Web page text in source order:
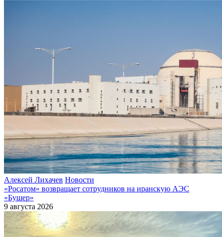
Алексей Лихачев Новости
«Росатом» возвращает сотрудников на иранскую АЭС
«Бушер»
9 августа 2026